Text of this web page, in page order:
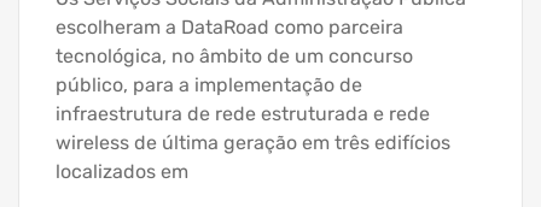
escolheram a DataRoad como parceira
tecnológica, no âmbito de um concurso
público, para a implementação de
infraestrutura de rede estruturada e rede
wireless de última geração em três edifícios
localizados em